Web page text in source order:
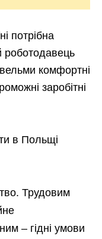
потрібна
роботодавець
комфортні
заробітні
в Польщі
Трудовим
– гідні умови